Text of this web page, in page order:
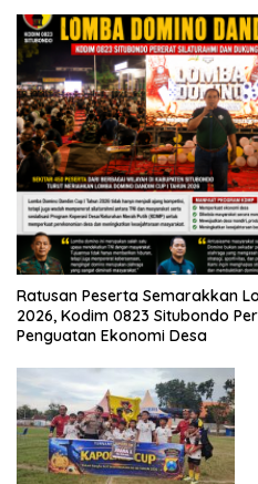
Ratusan Peserta Semarakkan
2026, Kodim 0823 Situbondo
Penguatan Ekonomi Desa